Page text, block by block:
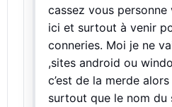
cassez vous
ici et surtout à venir
conneries. Moi je ne
,sites android ou
c’est de la merde
surtout que le nom du